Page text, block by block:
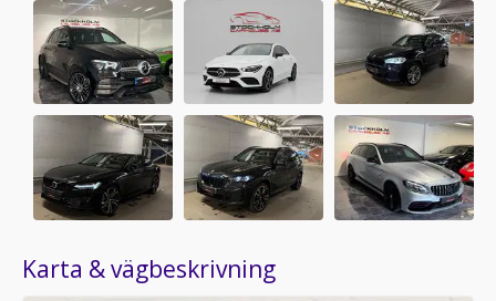
Karta & vägbeskrivning